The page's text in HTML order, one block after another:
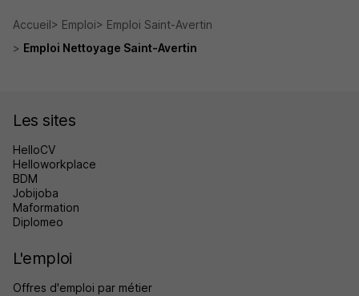
Accueil Emploi
Emploi Saint-Avertin
Emploi Nettoyage Saint-Avertin
Les sites
HelloCV
Helloworkplace
BDM
Jobijoba
Maformation
Diplomeo
L'emploi
Offres d'emploi par métier